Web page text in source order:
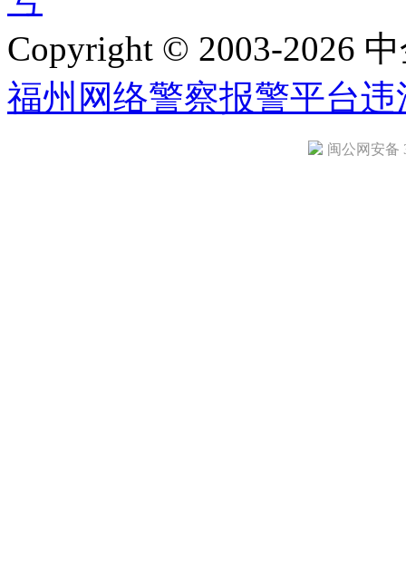
Copyright © 2003-2026
福州网络警察报警平台违
闽公网安备